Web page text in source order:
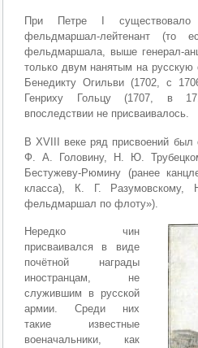
При Петре I существовало
фельдмаршал-лейтенант (то
фельдмаршала, выше генерал-
только двум нанятым на русскую
Бенедикту Огильви (1702, с
Генриху Гольцу (1707, в
впоследствии не присваивалось.
В XVIII веке ряд присвоений был
Ф. А. Головину, Н. Ю.
Бестужеву-Рюмину (ранее
класса), К. Г. Разумовскому,
фельдмаршал по флоту»).
Нередко чин
присваивался в виде
почётной награды
иностранцам, не
служившим в русской
армии. Среди них
такие известные
военачальники, как